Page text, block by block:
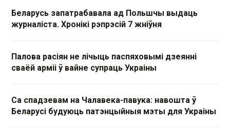
Беларусь запатрабавала ад Польшчы выдаць
журналіста. Хронікі рэпрэсій 7 жніўня
Палова расіян не лічыць паспяховымі дзеянні
сваёй арміі ў вайне супраць Украіны
Са спадзевам на Чалавека-павука: навошта ў
Беларусі будуюць патэнцыйныя мэты для Украіны